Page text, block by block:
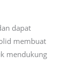
dapat
membuat
mendukung